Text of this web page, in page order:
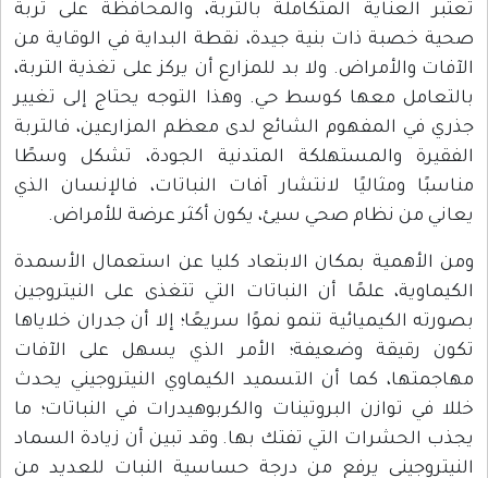
تعتبر العناية المتكاملة بالتربة، والمحافظة على تربة
صحية خصبة ذات بنية جيدة، نقطة البداية في الوقاية من
الآفات والأمراض. ولا بد للمزارع أن يركز على تغذية التربة،
بالتعامل معها كوسط حي. وهذا التوجه يحتاج إلى تغيير
جذري في المفهوم الشائع لدى معظم المزارعين، فالتربة
الفقيرة والمستهلكة المتدنية الجودة، تشكل وسطًا
مناسبًا ومثاليًا لانتشار آفات النباتات، فالإنسان الذي
يعاني من نظام صحي سيئ، يكون أكثر عرضة للأمراض.
ومن الأهمية بمكان الابتعاد كليا عن استعمال الأسمدة
الكيماوية، علمًا أن النباتات التي تتغذى على النيتروجين
بصورته الكيميائية تنمو نموًا سريعًا؛ إلا أن جدران خلاياها
تكون رقيقة وضعيفة؛ الأمر الذي يسهل على الآفات
مهاجمتها، كما أن التسميد الكيماوي النيتروجيني يحدث
خللا في توازن البروتينات والكربوهيدرات في النباتات؛ ما
يجذب الحشرات التي تفتك بها. وقد تبين أن زيادة السماد
النيتروجيني يرفع من درجة حساسية النبات للعديد من